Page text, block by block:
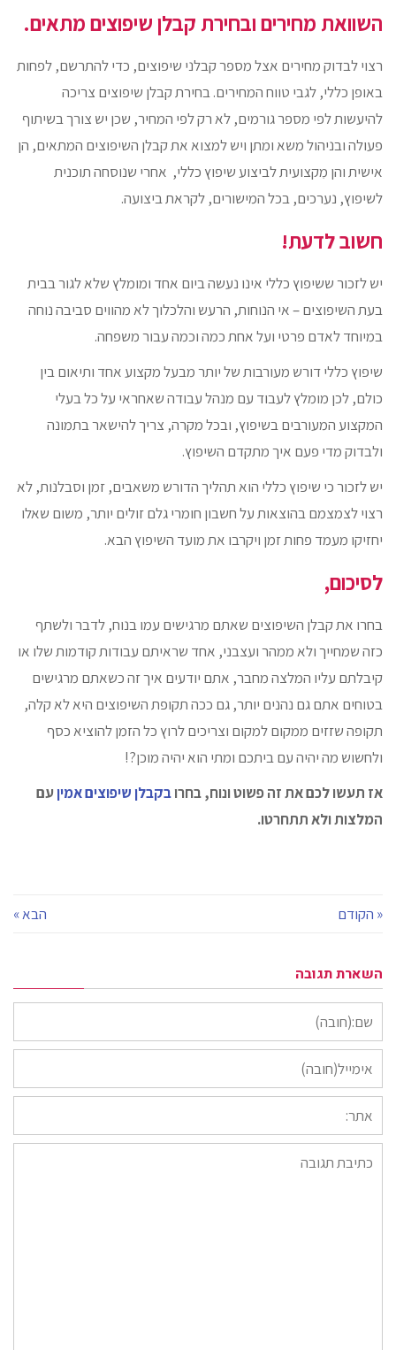
השוואת מחירים ובחירת קבלן שיפוצים מתאים.
רצוי לבדוק מחירים אצל מספר קבלני שיפוצים, כדי להתרשם, לפחות
באופן כללי, לגבי טווח המחירים. בחירת קבלן שיפוצים צריכה
להיעשות לפי מספר גורמים, לא רק לפי המחיר, שכן יש צורך בשיתוף
פעולה ובניהול משא ומתן ויש למצוא את קבלן השיפוצים המתאים, הן
אישית והן מִקצועית לביצוע שיפוץ כללי, אחרי שנוסחה תוכנית
לשיפוץ, נערכים, בכל המישורים, לקראת ביצועה.
חשוב לדעת!
יש לזכור ששיפוץ כללי אינו נעשה ביום אחד ומומלץ שלא לגור בבית
בעת השיפוצים – אי הנוחות, הרעש והלכלוך לא מהווים סביבה נוחה
במיוחד לאדם פרטי ועל אחת כמה וכמה עבור משפחה.
שיפוץ כללי דורש מעורבות של יותר מבעל מקצוע אחד ותיאום בין
כולם, לכן מומלץ לעבוד עם מנהל עבודה שאחראי על כל בעלי
המקצוע המעורבים בשיפוץ, ובכל מקרה, צריך להישאר בתמונה
ולבדוק מדי פעם איך מתקדם השיפוץ.
יש לזכור כי שיפוץ כללי הוא תהליך הדורש משאבים, זמן וסבלנות, לא
רצוי לצמצמם בהוצאות על חשבון חומרי גלם זולים יותר, משום שאלו
יחזיקו מעמד פחות זמן ויקרבו את מועד השיפוץ הבא.
לסיכום,
בחרו את קבלן השיפוצים שאתם מרגישים עמו בנוח, לדבר ולשתף
כזה שמחייך ולא ממהר ועצבני, אחד שראיתם עבודות קודמות שלו או
קיבלתם עליו המלצה מחבר, אתם יודעים איך זה כשאתם מרגישים
בטוחים אתם גם נהנים יותר, גם ככה תקופת השיפוצים היא לא קלה,
תקופה שזזים ממקום למקום וצריכים לרוץ כל הזמן להוציא כסף
ולחשוש מה יהיה עם ביתכם ומתי הוא יהיה מוכן?!
אז תעשו לכם את זה פשוט ונוח, בחרובקבלן שיפוצים אמיןעם
המלצות ולא תתחרטו.
« הקודם הבא »
השארת תגובה